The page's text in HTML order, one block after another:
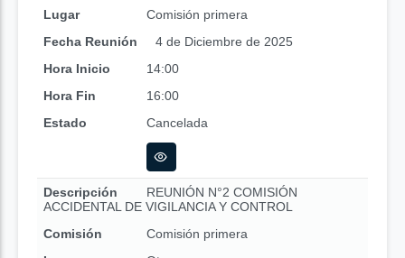
Lugar
Comisión primera
Fecha Reunión
4 de Diciembre de 2025
Hora Inicio
14:00
Hora Fin
16:00
Estado
Cancelada
Descripción
REUNIÓN N°2 COMISIÓN
ACCIDENTAL DE VIGILANCIA Y CONTROL
Comisión
Comisión primera